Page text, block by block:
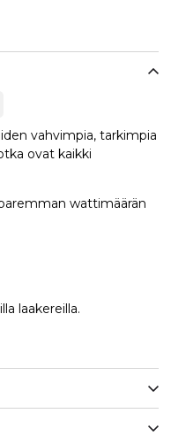
vahvimpia, tarkimpia
ovat kaikki
wattimäärän
laakereilla.